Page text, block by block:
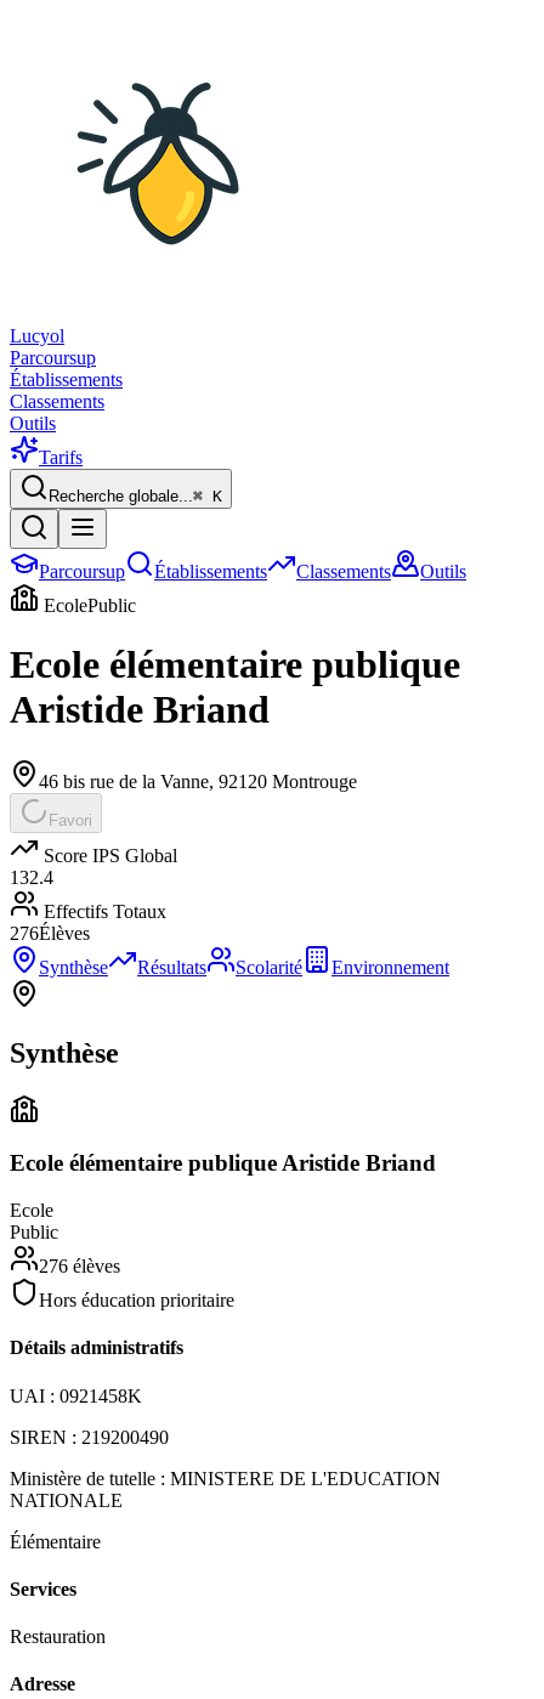
Lucyol
Parcoursup
Établissements
Classements
Outils
Tarifs
Recherche globale...⌘ K
Parcoursup Établissements Classements
Outils
EcolePublic
Ecole élémentaire publique
Aristide Briand
46 bis rue de la Vanne, 92120 Montrouge
Favori
Score IPS Global
132.4
Effectifs Totaux
276Élèves
Synthèse
Résultats Scolarité Environnement
Synthèse
Ecole élémentaire publique Aristide Briand
Ecole
Public
276 élèves
Hors éducation prioritaire
Détails administratifs
UAI : 0921458K
SIREN : 219200490
Ministère de tutelle : MINISTERE DE L'EDUCATION
NATIONALE
Élémentaire
Services
Restauration
Adresse